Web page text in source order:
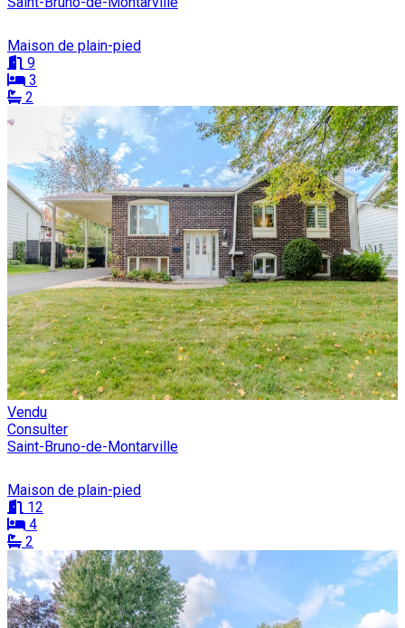
Maison de plain-pied
9
3
2
Vendu
Consulter
Saint-Bruno-de-Montarville
Maison de plain-pied
12
4
2